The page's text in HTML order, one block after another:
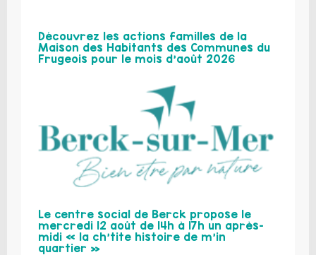
Découvrez les actions familles de la
Maison des Habitants des Communes du
Frugeois pour le mois d’août 2026
Le centre social de Berck propose le
mercredi 12 août de 14h à 17h un après-
midi « la ch’tite histoire de m’in
quartier »